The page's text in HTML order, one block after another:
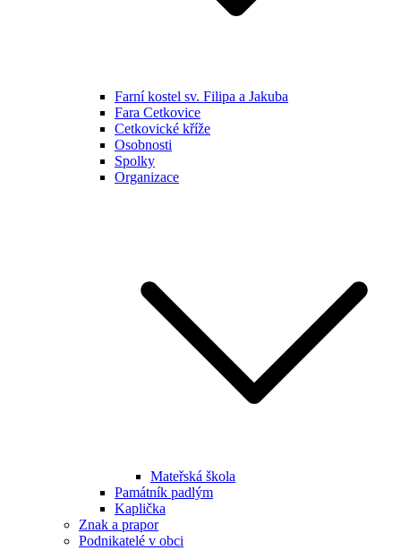
Farní kostel sv. Filipa a Jakuba
Fara Cetkovice
Cetkovické kříže
Osobnosti
Spolky
Organizace
Mateřská škola
Památník padlým
Kaplička
Znak a prapor
Podnikatelé v obci